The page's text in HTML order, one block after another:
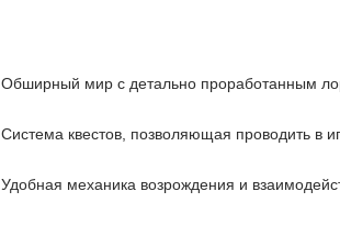
Обширный мир с детально проработанным
Система квестов, позволяющая проводить в
Удобная механика возрождения и